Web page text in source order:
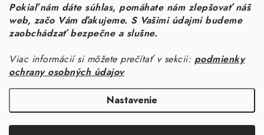
Pokiaľ nám dáte súhlas, pomáhate nám zlepšovať náš
web, začo Vám ďakujeme. S Vašimi údajmi budeme
zaobchádzať bezpečne a slušne.
Viac informácií si môžete prečítať v sekcii: podmienky
ochrany osobných údajov
Nastavenie
Informácie pre vás
Náš príbeh od začiatku
Kontakt
Facebook
Copyright 2026KURIN.SK. Všetky práva vyhradené.Upraviť nastavenie